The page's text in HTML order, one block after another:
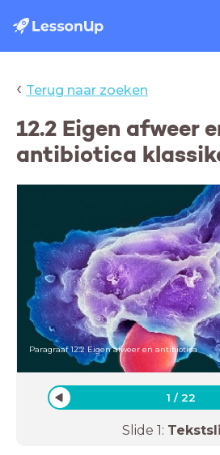
‹ Terug naar zoeken
12.2 Eigen afweer
antibiotica
Paragraaf 12.2 Eigen afweer en antibiotica
1 /22
Slide 1: